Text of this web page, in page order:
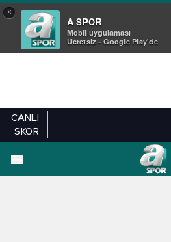
×
A SPOR
Mobil uygulaması
Ücretsiz - Google Play'de
CANLI
SKOR
EN YENILER